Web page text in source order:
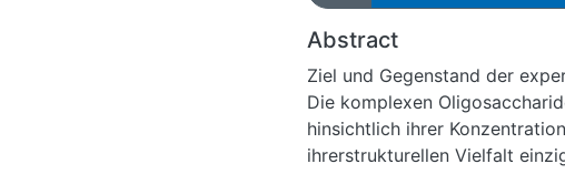
Abstract
Ziel und Gegenstand der
Die komplexen
hinsichtlich ihrer
ihrerstrukturellen Vielfalt